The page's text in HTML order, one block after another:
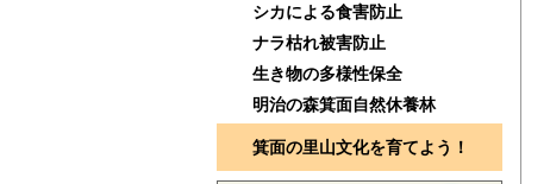
シカによる食害防止
ナラ枯れ被害防止
生き物の多様性保全
明治の森箕面自然休養林
箕面の里山文化を育てよう！